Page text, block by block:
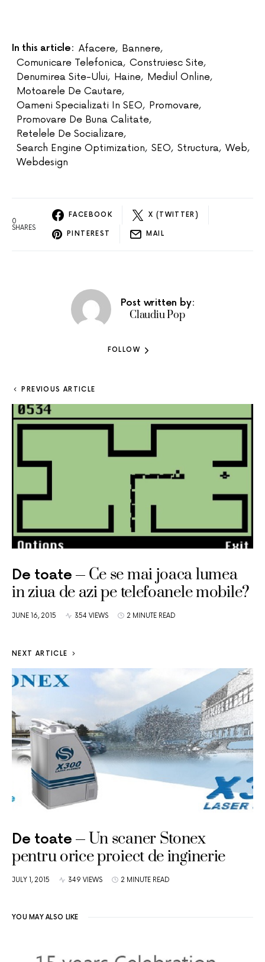
In this article: Afacere, Bannere,
Comunicare Telefonica, Construiesc Site,
Denumirea Site-Ului, Haine, Mediul Online,
Motoarele De Cautare,
Oameni Specializati In SEO, Promovare,
Promovare De Buna Calitate,
Retelele De Socializare,
Search Engine Optimization, SEO, Structura, Web,
Webdesign
0
SHARES
FACEBOOK X (TWITTER)
PINTEREST MAIL
Post written by:
Claudiu Pop
FOLLOW
PREVIOUS ARTICLE
De toate
Ce se mai joaca lumea
in ziua de azi pe telefoanele mobile?
JUNE 16, 2015 354 VIEWS 2 MINUTE READ
NEXT ARTICLE
De toate
Un scaner Stonex
pentru orice proiect de inginerie
JULY 1, 2015 349 VIEWS 2 MINUTE READ
YOU MAY ALSO LIKE